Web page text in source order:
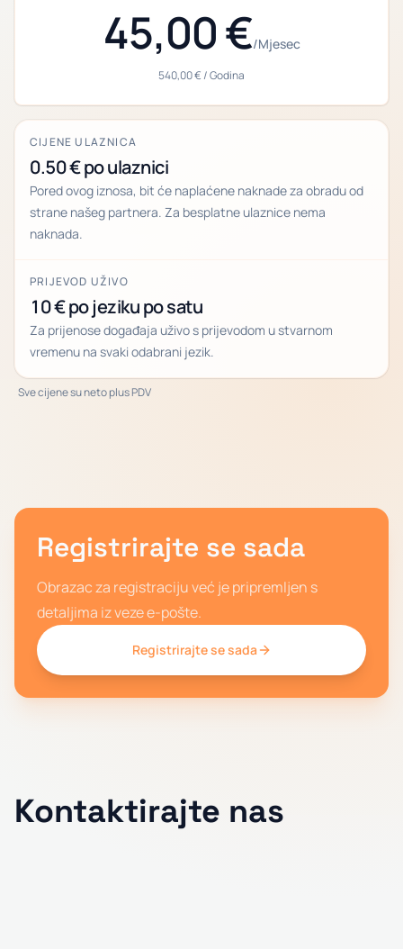
45,00 €/Mjesec
540,00 € /Godina
CIJENE ULAZNICA
0.50 € po ulaznici
Pored ovog iznosa, bit će naplaćene naknade za obradu od
strane našeg partnera. Za besplatne ulaznice nema
naknada.
PRIJEVOD UŽIVO
10 € po jeziku po satu
Za prijenose događaja uživo s prijevodom u stvarnom
vremenu na svaki odabrani jezik.
Sve cijene su neto plus PDV
Registrirajte se sada
Obrazac za registraciju već je pripremljen s
detaljima iz veze e-pošte.
Registrirajte se sada
Kontaktirajte nas